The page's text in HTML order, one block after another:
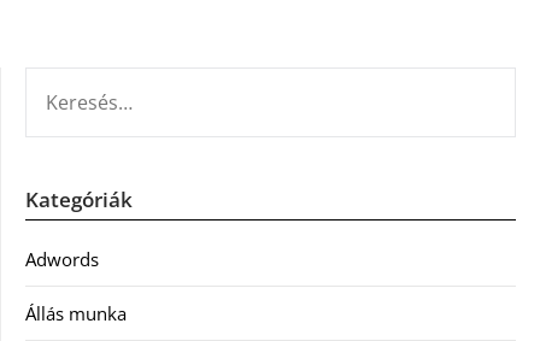
Kategóriák
Adwords
Állás munka